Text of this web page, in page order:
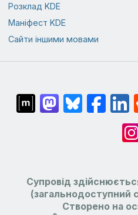
Розклад KDE
Маніфест KDE
Сайти іншими мовами
Супровід
(загальнодоступний
Створено на